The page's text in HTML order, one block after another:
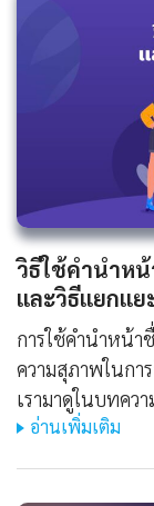
วิธีใช้คํานําหน้
และวิธีแยกแย
การใช้คำนำหน้า
ความสุภาพในกา
เรามาดูในบทคว
อ่านเพิ่มเติม